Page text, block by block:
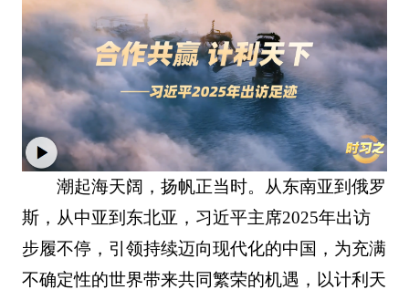
潮起海天阔，扬帆正当时。从东南亚到俄罗
斯，从中亚到东北亚，习近平主席2025年出访
步履不停，引领持续迈向现代化的中国，为充满
不确定性的世界带来共同繁荣的机遇，以计利天